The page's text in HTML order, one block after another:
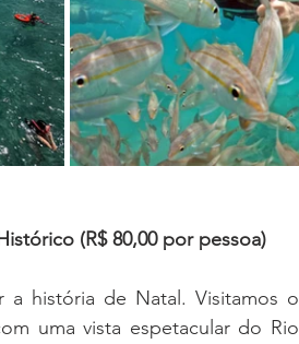
(R$ 80,00 por pessoa)
a história de Natal. Visitamos o
uma vista espetacular do Rio